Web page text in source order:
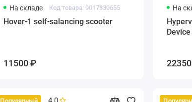
На складе Код товара: 9017830655
Hover-1 self-salancing scooter
11500 ₽
На
Device